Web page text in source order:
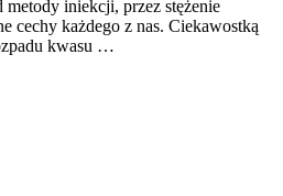
iniekcji, przez stężenie
cechy każdego z nas. Ciekawostką
kwasu …